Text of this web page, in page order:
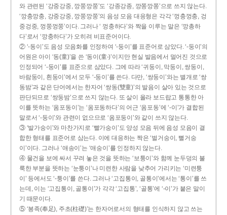
와 관련된 ‘강중강중, 깡쭝깡쭝’도 ‘강종강종, 깡쫑깡쫑’으로 쓰지 않는다.
‘깡충깡충, 강중강중, 깡쭝깡쭝’의 음성 모음 대응형은 각각 ‘껑충껑충, 겅
중겅중, 껑쭝껑쭝’이다. 그러나 ‘ 껑충하다’와 짝을 이루는 말은 ‘깡총하
다’로서 ‘깡충하다’가 오히려 비표준어이다.
② ‘-동이’도 음성 모음화를 인정하여 ‘-둥이’를 표준어로 삼았다. ‘-둥이’의
어원은 아이 ‘동(童)’을 쓴 ‘동이(童-)’이지만 현실 발음에서 멀어진 것으로
인정되어 ‘-둥이’를 표준으로 삼았다. 그에 따라 ‘귀둥이, 막둥이, 쌍둥이,
바람둥이, 흰둥이’에서 모두 ‘-둥이’를 쓴다. 다만, ‘쌍둥이’와는 별개로 ‘쌍
동밤’과 같은 단어에서는 한자어 ‘쌍동(雙童)’의 발음이 살아 있는 것으로
판단되므로 ‘쌍둥밤’으로 쓰지 않는다. 또 살이 올라 보드랍고 통통한 아
이를 뜻하는 ‘옴포동이’는 ‘옴포동하다’의 어근 ‘옴포동’에 ‘-이’가 결합된
말로서 ‘-둥이’와 관련이 없으므로 ‘옴포둥이’와 같이 쓰지 않는다.
③ ‘발가숭이’와 마찬가지로 ‘빨가숭이’도 양성 모음 뒤에 음성 모음이 결
합한 형태를 표준어로 삼는다. 이에 대응하는 짝은 ‘벌거숭이, 뻘거숭
이’이다. 그러나 ‘애송이’는 ‘애숭이’를 인정하지 않는다.
④ 물건을 보에 싸서 꾸려 놓은 것을 뜻하는 ‘보퉁이’와 함께 눈두덩의 불
룩한 부분을 뜻하는 ‘눈퉁이’나 미련한 사람을 낮추어 가리키는 ‘미련퉁
이’ 등에서도 ‘-퉁이’를 쓴다. 그러나 ‘고집통이, 골통이’에서는 ‘통이’를 쓰
는데, 이는 ‘고집통이, 골통이’가 각각 ‘고집통’, ‘골통’에 ‘-이’가 붙은 말이
기 때문이다.
⑤ ‘봉족(奉足), 주초(柱礎)’는 한자어로서의 형태를 인식하지 않고 쓰는